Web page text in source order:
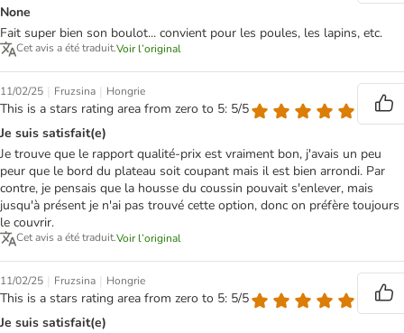
None
Fait super bien son boulot... convient pour les poules, les lapins, etc.
Cet avis a été traduit.Voir l’original
11/02/25 | Fruzsina | Hongrie
This is a stars rating area from zero to 5: 5/5
Je suis satisfait(e)
Je trouve que le rapport qualité-prix est vraiment bon, j'avais un peu
peur que le bord du plateau soit coupant mais il est bien arrondi. Par
contre, je pensais que la housse du coussin pouvait s'enlever, mais
jusqu'à présent je n'ai pas trouvé cette option, donc on préfère toujours
le couvrir.
Cet avis a été traduit.Voir l’original
11/02/25 | Fruzsina | Hongrie
This is a stars rating area from zero to 5: 5/5
Je suis satisfait(e)